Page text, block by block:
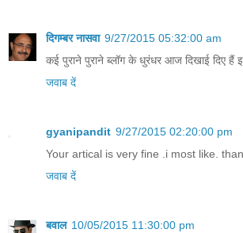
दिगम्बर नासवा 9/27/2015 05:32:00 am
कई पुराने पुराने ब्लॉग के धुरंधर आज दिखाई दिए हैं
जवाब दें
gyanipandit 9/27/2015 02:20:00 pm
Your artical is very fine .i most like.
जवाब दें
बवाल 10/05/2015 11:30:00 pm